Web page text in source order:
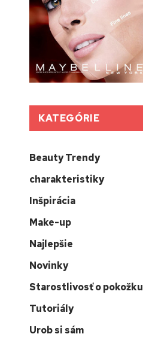
KATEGÓRIE
Beauty Trendy
charakteristiky
Inšpirácia
Make-up
Najlepšie
Novinky
Starostlivosť o pokožku
Tutoriály
Urob si sám